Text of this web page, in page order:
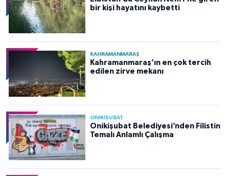
bir kişi hayatını kaybetti
KAHRAMANMARAŞ
Kahramanmaraş’ın en çok tercih
edilen zirve mekanı
ONİKİŞUBAT
Onikişubat Belediyesi’nden Filistin
Temalı Anlamlı Çalışma